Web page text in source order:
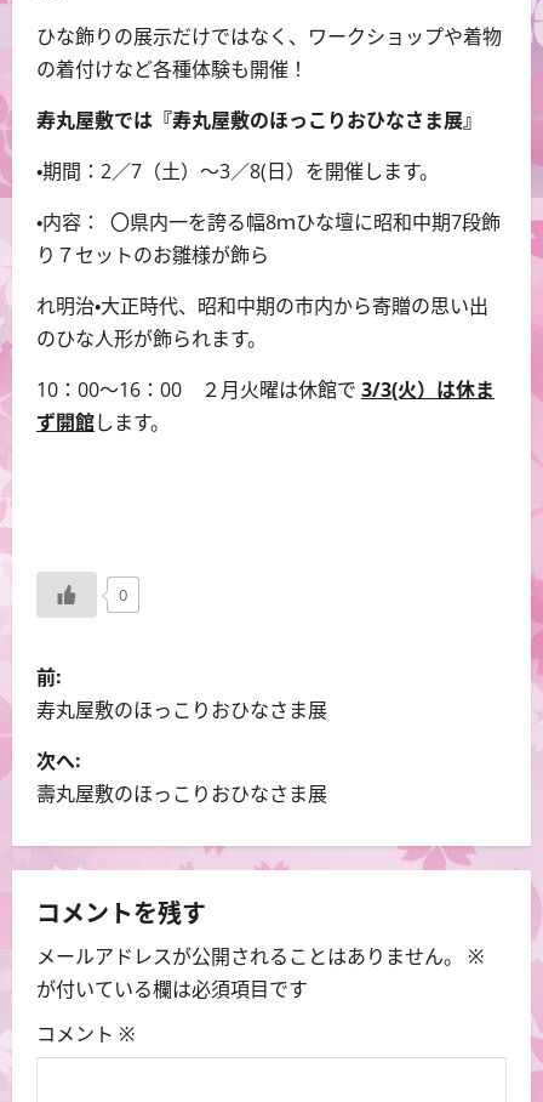
ひな飾りの展示だけではなく、ワークショップや着物
の着付けなど各種体験も開催！
寿丸屋敷では『寿丸屋敷のほっこりおひなさま展』
・期間：2／7（土）～3／8(日）を開催します。
・内容： 〇県内一を誇る幅8ｍひな壇に昭和中期7段飾
り７セットのお雛様が飾ら
れ明治・大正時代、昭和中期の市内から寄贈の思い出
のひな人形が飾られます。
10：00～16：00 ２月火曜は休館で 3/3(火）は休ま
ず開館します。
0
投
稿
ナ
ビ
ゲ
ー
シ
ョ
ン
前:
寿丸屋敷のほっこりおひなさま展
次へ:
壽丸屋敷のほっこりおひなさま展
コメントを残す
メールアドレスが公開されることはありません。
※
が付いている欄は必須項目です
コメント ※